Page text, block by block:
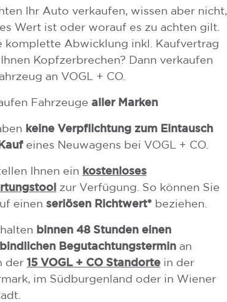
mein Auto
Auto zu verkaufen? Sie
wie viel es Wert ist oder wo
können?
Ihr Auto verkaufen, wissen aber nicht,
Wert ist oder worauf es zu achten gilt.
komplette Abwicklung inkl. Kaufvertrag
Kopfzerbrechen? Dann verkaufen
an VOGL + CO.
Fahrzeuge aller Marken
keine Verpflichtung zum Eintausch
eines Neuwagens bei VOGL + CO.
Ihnen ein kostenloses
zur Verfügung. So können Sie
einen seriösen Richtwert* beziehen.
binnen 48 Stunden einen
Begutachtungstermin an
der 15 VOGL + CO Standorte in der
im Südburgenland oder in Wiener